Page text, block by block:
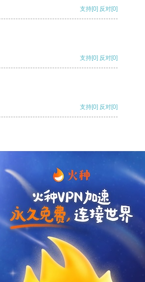
支持[0] 反对[0]
支持[0] 反对[0]
支持[0] 反对[0]
支持 [0] 反对 [0]
支持